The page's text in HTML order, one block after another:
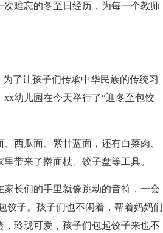
难忘的冬至日经历，为每一个教师
了让孩子们传承中华民族的传统习
幼儿园在今天举行了“迎冬至包饺
西瓜面、紫甘蓝面，还有白菜肉、
带来了擀面杖、饺子盘等工具。
长们的手里就像跳动的音符，一会
饺子。孩子们也不闲着，帮着妈妈们
玲珑可爱，孩子们包起饺子来也不